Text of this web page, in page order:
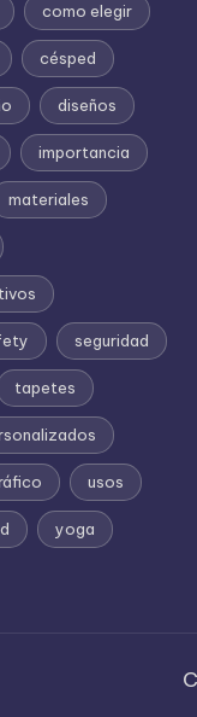
como elegir
césped
diseños
importancia
materiales
seguridad
tapetes
usos
yoga